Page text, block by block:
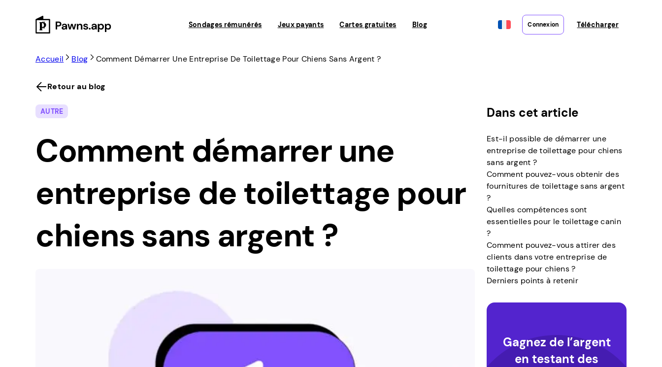
Sondages rémunérés Jeux payants Cartes gratuites Blog Connexion Télécharger
Accueil Blog Comment Démarrer Une Entreprise De Toilettage Pour Chiens Sans Argent ?
Retour au blog
AUTRE
Comment démarrer une
entreprise de toilettage pour
chiens sans argent ?
Dans cet article
Est-il possible de démarrer une
entreprise de toilettage pour chiens
sans argent ?
Comment pouvez-vous obtenir des
fournitures de toilettage sans argent
?
Quelles compétences sont
essentielles pour le toilettage canin
?
Comment pouvez-vous attirer des
clients dans votre entreprise de
toilettage pour chiens ?
Derniers points à retenir
Gagnez de l’argent
en testant des